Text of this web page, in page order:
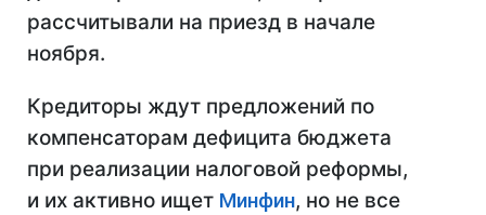
рассчитывали на приезд в начале
ноября.
Кредиторы ждут предложений по
компенсаторам дефицита бюджета
при реализации налоговой реформы,
и их активно ищет Минфин, но не все